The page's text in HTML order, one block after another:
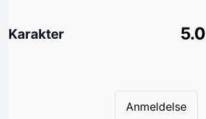
Karakter 5.0
Anmeldelse